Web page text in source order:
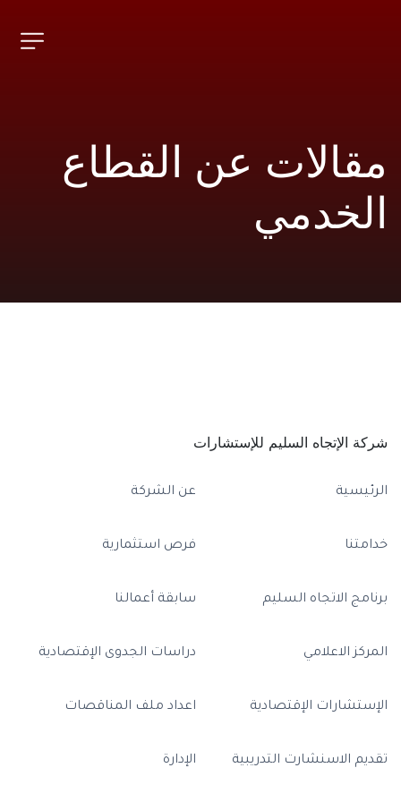
الخدمي
شركة الإتجاه السليم للإستشارات
الرئيسية عن الشركة
خدامتنا فرص استثمارية
برنامج الاتجاه السليم سابقة أعمالنا
المركز الاعلامي دراسات الجدوى الإقتصادية
الإستشارات الإقتصادية اعداد ملف المناقصات
تقديم الاسنشارت التدريبية الإدارة